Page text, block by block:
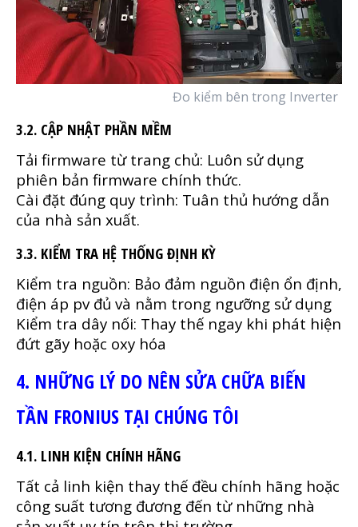
Đo kiểm bên trong Inverter
3.2. CẬP NHẬT PHẦN MỀM
Tải firmware từ trang chủ: Luôn sử dụng
phiên bản firmware chính thức.
Cài đặt đúng quy trình: Tuân thủ hướng dẫn
của nhà sản xuất.
3.3. KIỂM TRA HỆ THỐNG ĐỊNH KỲ
Kiểm tra nguồn: Bảo đảm nguồn điện ổn định,
điện áp pv đủ và nằm trong ngưỡng sử dụng
Kiểm tra dây nối: Thay thế ngay khi phát hiện
đứt gãy hoặc oxy hóa
4. NHỮNG LÝ DO NÊN SỬA CHỮA BIẾN
TẦN FRONIUS TẠI CHÚNG TÔI
4.1. LINH KIỆN CHÍNH HÃNG
Tất cả linh kiện thay thế đều chính hãng hoặc
công suất tương đương đến từ những nhà